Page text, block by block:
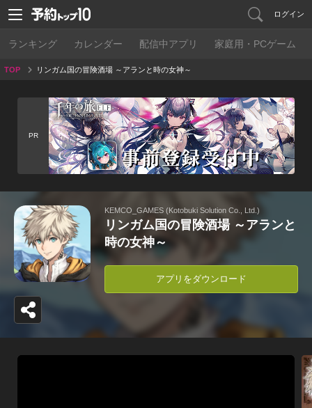
ログイン
ランキング カレンダー 配信中アプリ 家庭用・PCゲーム
TOP リンガム国の冒険酒場 ～アランと時の女神～
PR
KEMCO_GAMES (Kotobuki Solution Co., Ltd.)
リンガム国の冒険酒場 ～アランと
時の女神～
アプリをダウンロード